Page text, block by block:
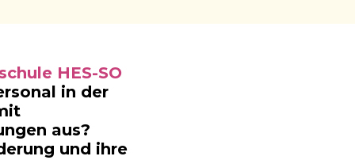
HES-SO
in der
aus?
und ihre